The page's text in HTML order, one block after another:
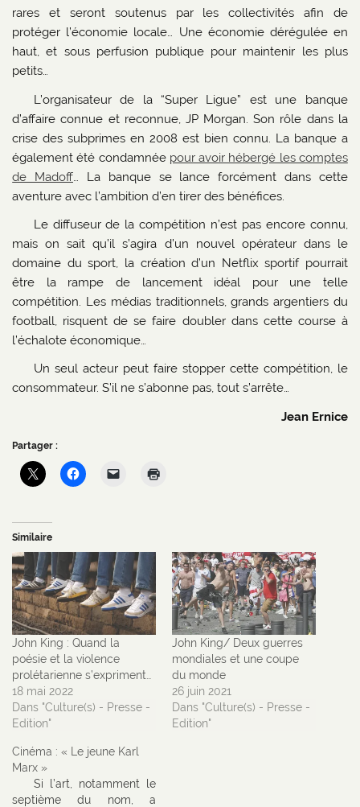
rares et seront soutenus par les collectivités afin de
protéger l’économie locale… Une économie dérégulée en
haut, et sous perfusion publique pour maintenir les plus
petits…
L’organisateur de la “Super Ligue” est une banque
d’affaire connue et reconnue, JP Morgan. Son rôle dans la
crise des subprimes en 2008 est bien connu. La banque a
également été condamnée pour avoir hébergé les comptes
de Madoff … La banque se lance forcément dans cette
aventure avec l’ambition d’en tirer des bénéfices.
Le diffuseur de la compétition n’est pas encore connu,
mais on sait qu’il s’agira d’un nouvel opérateur dans le
domaine du sport, la création d’un Netflix sportif pourrait
être la rampe de lancement idéal pour une telle
compétition. Les médias traditionnels, grands argentiers du
football, risquent de se faire doubler dans cette course à
l’échalote économique…
Un seul acteur peut faire stopper cette compétition, le
consommateur. S’il ne s’abonne pas, tout s’arrête…
Jean Ernice
Partager :
Similaire
John King : Quand la
poésie et la violence
prolétarienne s’expriment…
18 mai 2022
Dans "Culture(s) - Presse -
Edition"
John King/ Deux guerres
mondiales et une coupe
du monde
26 juin 2021
Dans "Culture(s) - Presse -
Edition"
Cinéma : « Le jeune Karl
Marx »
Si l’art, notamment le
septième du nom, a